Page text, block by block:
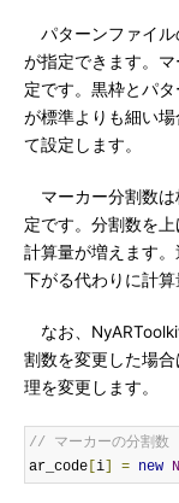
パターンファイル
が指定できます。
定です。黒枠とパ
が標準よりも細い
て設定します。
マーカー分割数は
定です。分割数を
計算量が増えます
下がる代わりに計算
なお、
割数を変更した場
理を変更します。
// マーカーの分割数
ar_code i = new